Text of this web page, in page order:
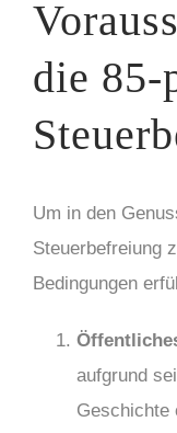
die 85-
Um in den
Steuerbefreiung
Bedingungen
aufgrund
Geschichte